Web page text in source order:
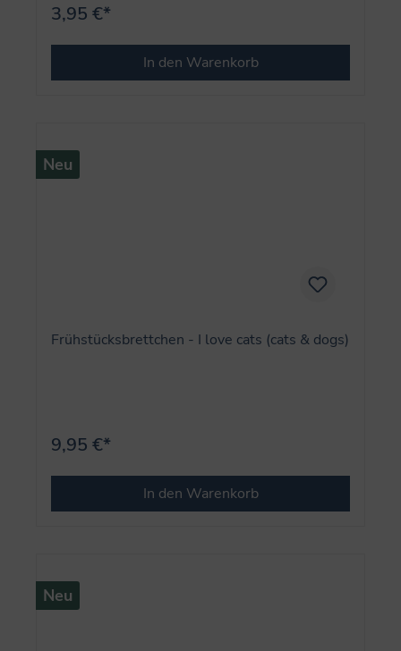
3,95 €*
In den Warenkorb
Neu
Frühstücksbrettchen - I love cats (cats & dogs)
9,95 €*
In den Warenkorb
Neu